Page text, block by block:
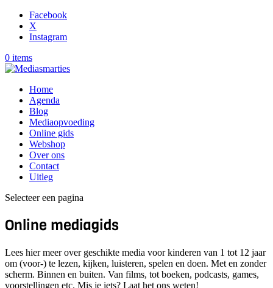
Facebook
X
Instagram
0 items
Home
Agenda
Blog
Mediaopvoeding
Online gids
Webshop
Over ons
Contact
Uitleg
Selecteer een pagina
Online mediagids
Lees hier meer over geschikte media voor kinderen van 1 tot 12 jaar
om (voor-) te lezen, kijken, luisteren, spelen en doen. Met en zonder
scherm. Binnen en buiten. Van films, tot boeken, podcasts, games,
voorstellingen etc. Mis je iets? Laat het ons weten!